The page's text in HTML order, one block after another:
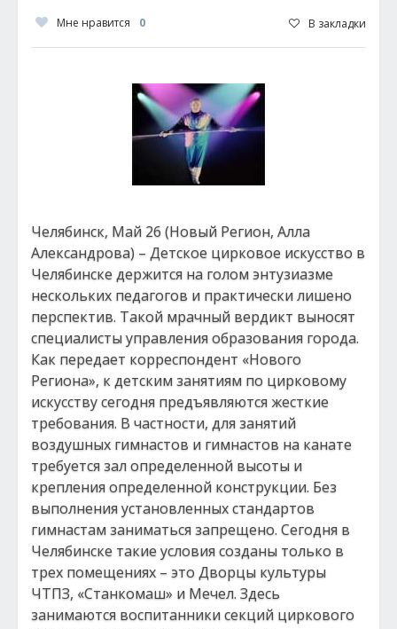
Мне нравится 0 В закладки
Челябинск, Май 26 (Новый Регион, Алла
Александрова) – Детское цирковое искусство в
Челябинске держится на голом энтузиазме
нескольких педагогов и практически лишено
перспектив. Такой мрачный вердикт выносят
специалисты управления образования города.
Как передает корреспондент «Нового
Региона», к детским занятиям по цирковому
искусству сегодня предъявляются жесткие
требования. В частности, для занятий
воздушных гимнастов и гимнастов на канате
требуется зал определенной высоты и
крепления определенной конструкции. Без
выполнения установленных стандартов
гимнастам заниматься запрещено. Сегодня в
Челябинске такие условия созданы только в
трех помещениях – это Дворцы культуры
ЧТПЗ, «Станкомаш» и Мечел. Здесь
занимаются воспитанники секций циркового